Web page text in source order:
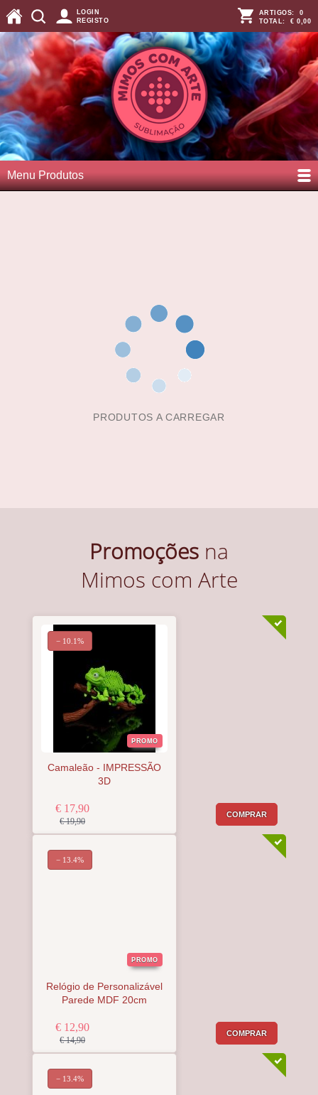
LOGIN
REGISTO
ARTIGOS: 0
TOTAL: € 0,00
Menu Produtos
PRODUTOS A CARREGAR
Promoções na
Mimos com Arte
PROMO
Camaleão - IMPRESSÃO
3D
€ 17,90
€ 19,90
COMPRAR
− 10.1%
PROMO
Relógio de Personalizável
Parede MDF 20cm
€ 12,90
€ 14,90
COMPRAR
− 13.4%
− 13.4%